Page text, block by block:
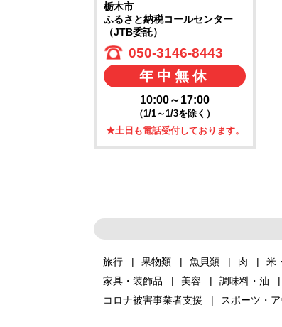
栃木市
ふるさと納税コールセンター
（JTB委託）
050-3146-8443
年中無休
10:00～17:00
（1/1～1/3を除く）
★土日も電話受付しております。
旅行 果物類 魚貝類 肉 米
家具・装飾品
美容 調味料・油
コロナ被害事業者支援
スポーツ・